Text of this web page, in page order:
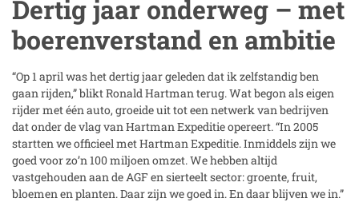
Dertig jaar onderweg – met
boerenverstand en ambitie
“Op 1 april was het dertig jaar geleden dat ik zelfstandig ben
gaan rijden,” blikt Ronald Hartman terug. Wat begon als eigen
rijder met één auto, groeide uit tot een netwerk van bedrijven
dat onder de vlag van Hartman Expeditie opereert. “In 2005
startten we officieel met Hartman Expeditie. Inmiddels zijn we
goed voor zo’n 100 miljoen omzet. We hebben altijd
vastgehouden aan de AGF en sierteelt sector: groente, fruit,
bloemen en planten. Daar zijn we goed in. En daar blijven we in.”